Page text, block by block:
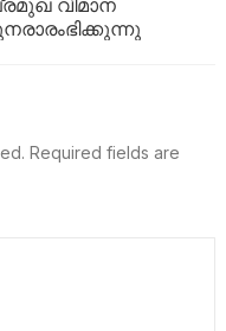
Required fields are